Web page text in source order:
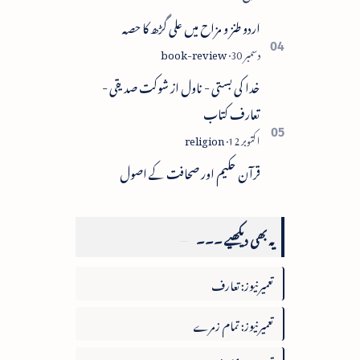
اردو طنز و مزاح میں علی گڑھ کا حصہ
خدا کی بستی - ناول از شوکت صدیقی -
تعارف کتاب
قرآن حکیم اور صحافت کے اصول
یہ بھی دیکھیے ۔۔۔
تعمیرنیوز: تعارف
تعمیرنیوز: تمام زمرے